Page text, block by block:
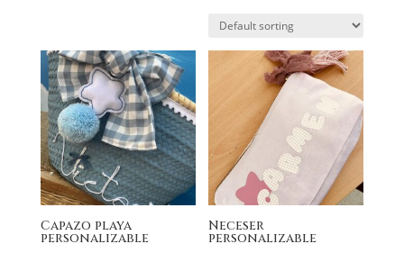
Capazo playa
personalizable
Neceser
personalizable